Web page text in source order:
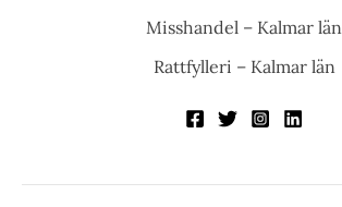
Misshandel – Kalmar län
Rattfylleri – Kalmar län